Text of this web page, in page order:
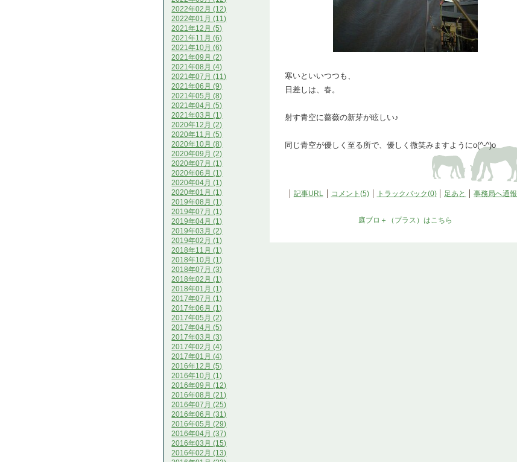
寒いといいつつも、
日差しは、春。
射す青空に薔薇の新芽が眩しい♪
同じ青空が優しく至る所で、優しく微笑みますようにo(^-^)o
記事URL コメント(5) トラックバック(0) 足あと 事務局へ通報
庭ブロ＋（プラス）はこちら
2022年02月 (12)
2022年01月 (11)
2021年12月 (5)
2021年11月 (6)
2021年10月 (6)
2021年09月 (2)
2021年08月 (4)
2021年07月 (11)
2021年06月 (9)
2021年05月 (8)
2021年04月 (5)
2021年03月 (1)
2020年12月 (2)
2020年11月 (5)
2020年10月 (8)
2020年09月 (2)
2020年07月 (1)
2020年06月 (1)
2020年04月 (1)
2020年01月 (1)
2019年08月 (1)
2019年07月 (1)
2019年04月 (1)
2019年03月 (2)
2019年02月 (1)
2018年11月 (1)
2018年10月 (1)
2018年07月 (3)
2018年02月 (1)
2018年01月 (1)
2017年07月 (1)
2017年06月 (1)
2017年05月 (2)
2017年04月 (5)
2017年03月 (3)
2017年02月 (4)
2017年01月 (4)
2016年12月 (5)
2016年10月 (1)
2016年09月 (12)
2016年08月 (21)
2016年07月 (25)
2016年06月 (31)
2016年05月 (29)
2016年04月 (37)
2016年03月 (15)
2016年02月 (13)